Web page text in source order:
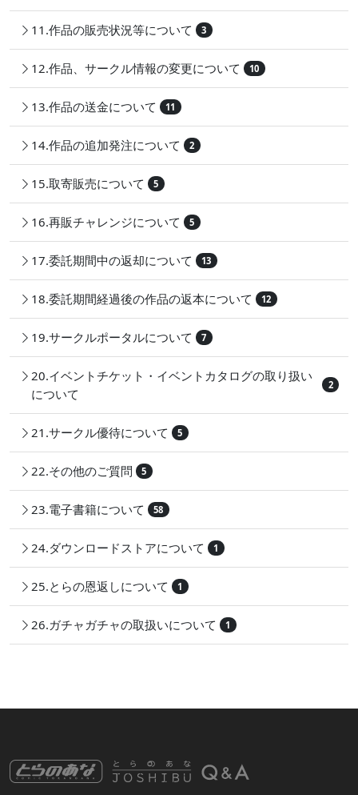
11.作品の販売状況等について 3
12.作品、サークル情報の変更について 10
13.作品の送金について 11
14.作品の追加発注について 2
15.取寄販売について 5
16.再販チャレンジについて 5
17.委託期間中の返却について 13
18.委託期間経過後の作品の返本について 12
19.サークルポータルについて 7
20.イベントチケット・イベントカタログの取り扱い
について
2
21.サークル優待について 5
22.その他のご質問 5
23.電子書籍について 58
24.ダウンロードストアについて 1
25.とらの恩返しについて 1
26.ガチャガチャの取扱いについて 1